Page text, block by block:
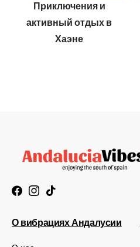
Приключения и
активный отдых в
Хаэне
О вибрациях Андалусии